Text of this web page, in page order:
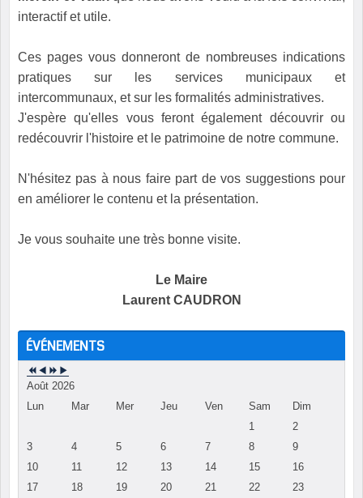
interactif et utile.
Ces pages vous donneront de nombreuses indications
pratiques sur les services municipaux et
intercommunaux, et sur les formalités administratives.
J'espère qu'elles vous feront également découvrir ou
redécouvrir l'histoire et le patrimoine de notre commune.
N'hésitez pas à nous faire part de vos suggestions pour
en améliorer le contenu et la présentation.
Je vous souhaite une très bonne visite.
Le Maire
Laurent CAUDRON
ÉVÉNEMENTS
Août 2026
Lun
Mar Mer Jeu Ven Sam
Dim
1
2
3
4 5 6 7 8
9
10
11 12 13 14 15
16
17
18 19 20 21 22
23